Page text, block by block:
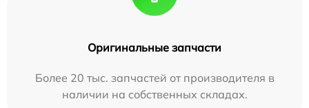
Оригинальные запчасти
Более 20 тыс. запчастей от производителя в
наличии на собственных складах.